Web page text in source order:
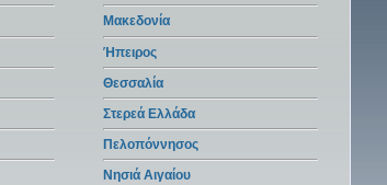
Μακεδονία
Ήπειρος
Θεσσαλία
Στερεά Ελλάδα
Πελοπόννησος
Νησιά Αιγαίου